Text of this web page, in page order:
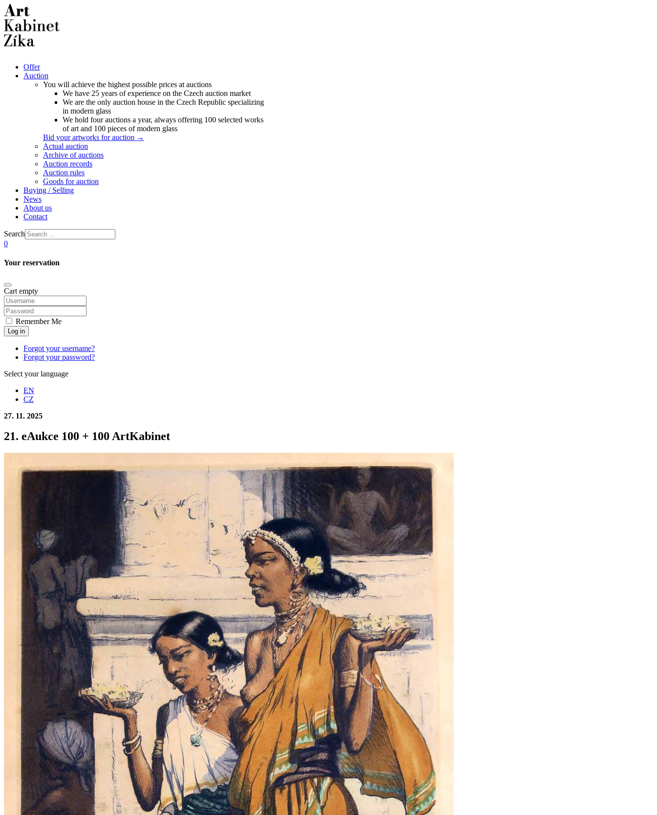
Offer
Auction
You will achieve the highest possible prices at auctions
We have 25 years of experience on the Czech auction market
We are the only auction house in the Czech Republic specializing
in modern glass
We hold four auctions a year, always offering 100 selected works
of art and 100 pieces of modern glass
Bid your artworks for auction →
Actual auction
Archive of auctions
Auction records
Auction rules
Goods for auction
Buying / Selling
News
About us
Contact
Search
0
Your reservation
Cart empty
Remember Me
Log in
Forgot your username?
Forgot your password?
Select your language
EN
CZ
27. 11. 2025
21. eAukce 100 + 100 ArtKabinet